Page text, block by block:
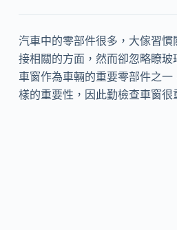
汽車中的零部件很多，大傢習
接相關的方面，然而卻忽略瞭
車窗作為車輛的重要零部件之一
樣的重要性，因此勤檢查車窗很